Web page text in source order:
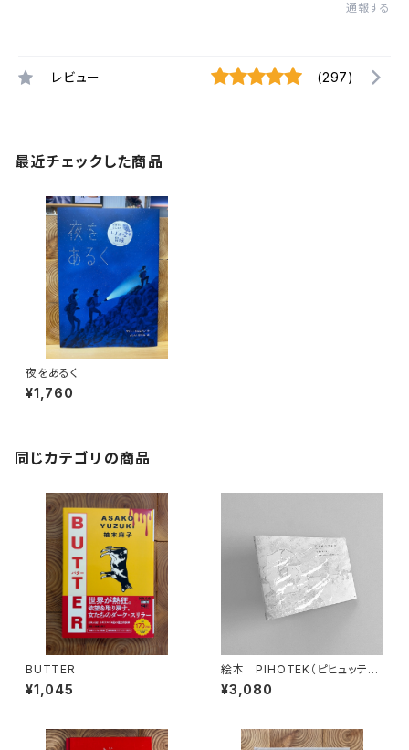
通報する
レビュー (297)
最近チェックした商品
夜をあるく
¥1,760
同じカテゴリの商品
BUTTER
¥1,045
絵本 PIHOTEK（ピヒュッティ）
北極を風と歩く
¥3,080